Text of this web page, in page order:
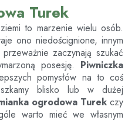
Turek
to marzenie wielu osób.
ono niedoścignione, innym
zaczynają szukać
posesję. Piwniczka
pomysłów na to coś
blisko lub w dużej
ogrodowa Turekczy
warto mieć we własnym